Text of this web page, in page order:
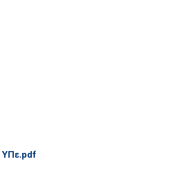
ΥΠε.pdf